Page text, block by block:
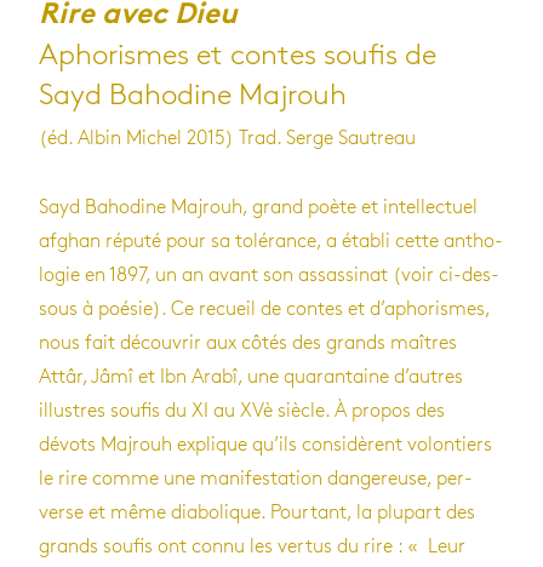
Rire avec Dieu
Aphorismes et contes soufis de
Sayd Bahodine Majrouh
(éd. Albin Michel 2015) Trad. Serge Sautreau
Sayd Baho­dine Maj­rouh, grand poète et intel­lec­tuel
afghan réputé pour sa tolé­rance, a éta­bli cette antho­
lo­gie en 1897, un an avant son assas­si­nat (voir ci-des­
sous à poé­sie). Ce recueil de contes et d’apho­rismes,
nous fait décou­vrir aux côtés des grands maîtres
Attâr, Jâmî et Ibn Arabî, une qua­ran­taine d’autres
illustres sou­fis du XI au XVè siècle. À pro­pos des
dévots Maj­rouh explique qu’ils consi­dèrent volon­tiers
le rire comme une mani­fes­ta­tion dan­ge­reuse, per­
verse et même dia­bo­lique. Pour­tant, la plu­part des
grands sou­fis ont connu les ver­tus du rire : « Leur